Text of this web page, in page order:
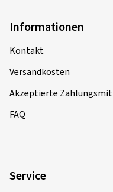
Informationen
Kontakt
Versandkosten
Akzeptierte
FAQ
Service